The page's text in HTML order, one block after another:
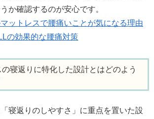
か確認するのが安心です。
ットレスで腰痛いことが気になる理由
の効果的な腰痛対策
寝返りに特化した設計とはどのよう
寝返りのしやすさ」に重点を置いた設